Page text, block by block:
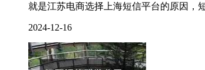
就是江苏电商选择上海短信平台的原因，
2024-12-16